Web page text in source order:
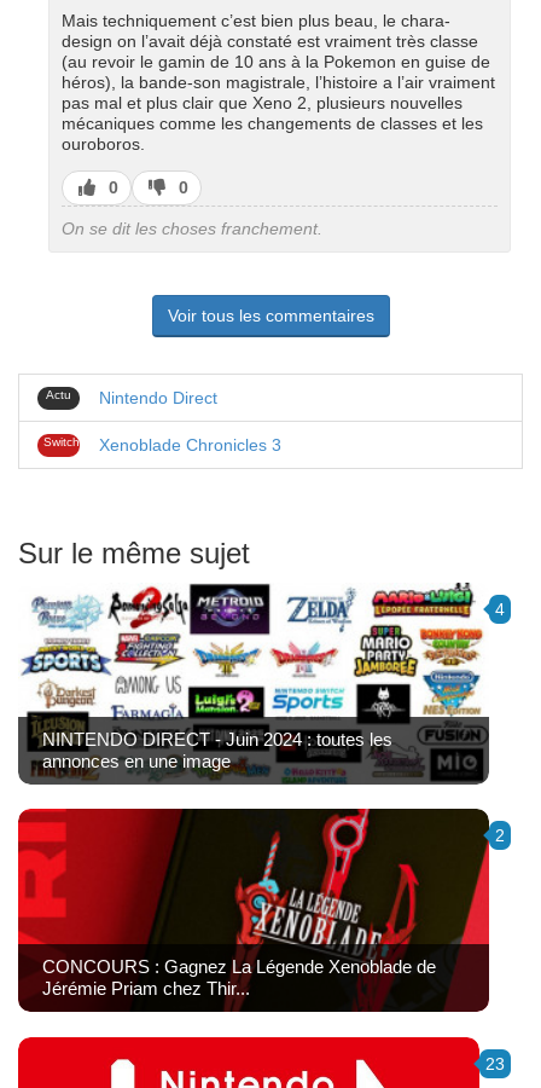
Mais techniquement c’est bien plus beau, le chara-
design on l’avait déjà constaté est vraiment très classe
(au revoir le gamin de 10 ans à la Pokemon en guise de
héros), la bande-son magistrale, l’histoire a l’air vraiment
pas mal et plus clair que Xeno 2, plusieurs nouvelles
mécaniques comme les changements de classes et les
ouroboros.
J’aime
0
J’aime
pas
0
On se dit les choses franchement.
Voir tous les commentaires
Actu Nintendo Direct
Switch Xenoblade Chronicles 3
Sur le même sujet
4
NINTENDO DIRECT - Juin 2024 : toutes les
annonces en une image
2
CONCOURS : Gagnez La Légende Xenoblade de
Jérémie Priam chez Thir...
23